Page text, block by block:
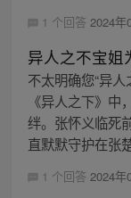
1 个回答 2024年
异人之不宝姐
不太明确您“异
《异人之下》
绊。张怀义临死
直默默守护在张
1 个回答 2024年